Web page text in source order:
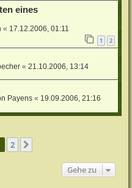
eines
« 17.12.2006, 01:11
1 2
«21.10.2006, 13:14
Payens « 19.09.2006, 21:16
2
Gehe zu